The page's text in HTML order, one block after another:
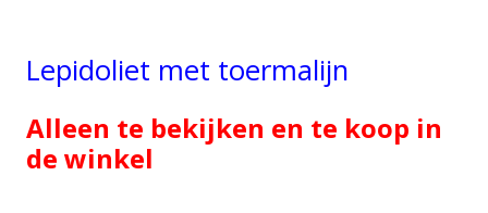
Lepidoliet met toermalijn
Alleen te bekijken en te koop in
de winkel